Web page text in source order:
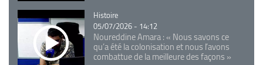
Catégorie
Histoire
05/07/2026 - 14:12
Noureddine Amara : « Nous savons ce
qu’a été la colonisation et nous l’avons
combattue de la meilleure des façons »